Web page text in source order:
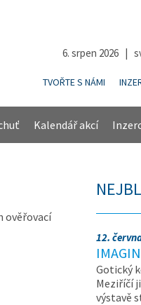
6. srpen 2026 |
TVOŘTE S NÁMI
Kalendář akcí
ověřovací
12.
Gotický
Meziříčí
výstavě